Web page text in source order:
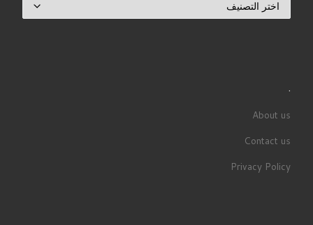
.
About us
Contact us
Privacy Policy